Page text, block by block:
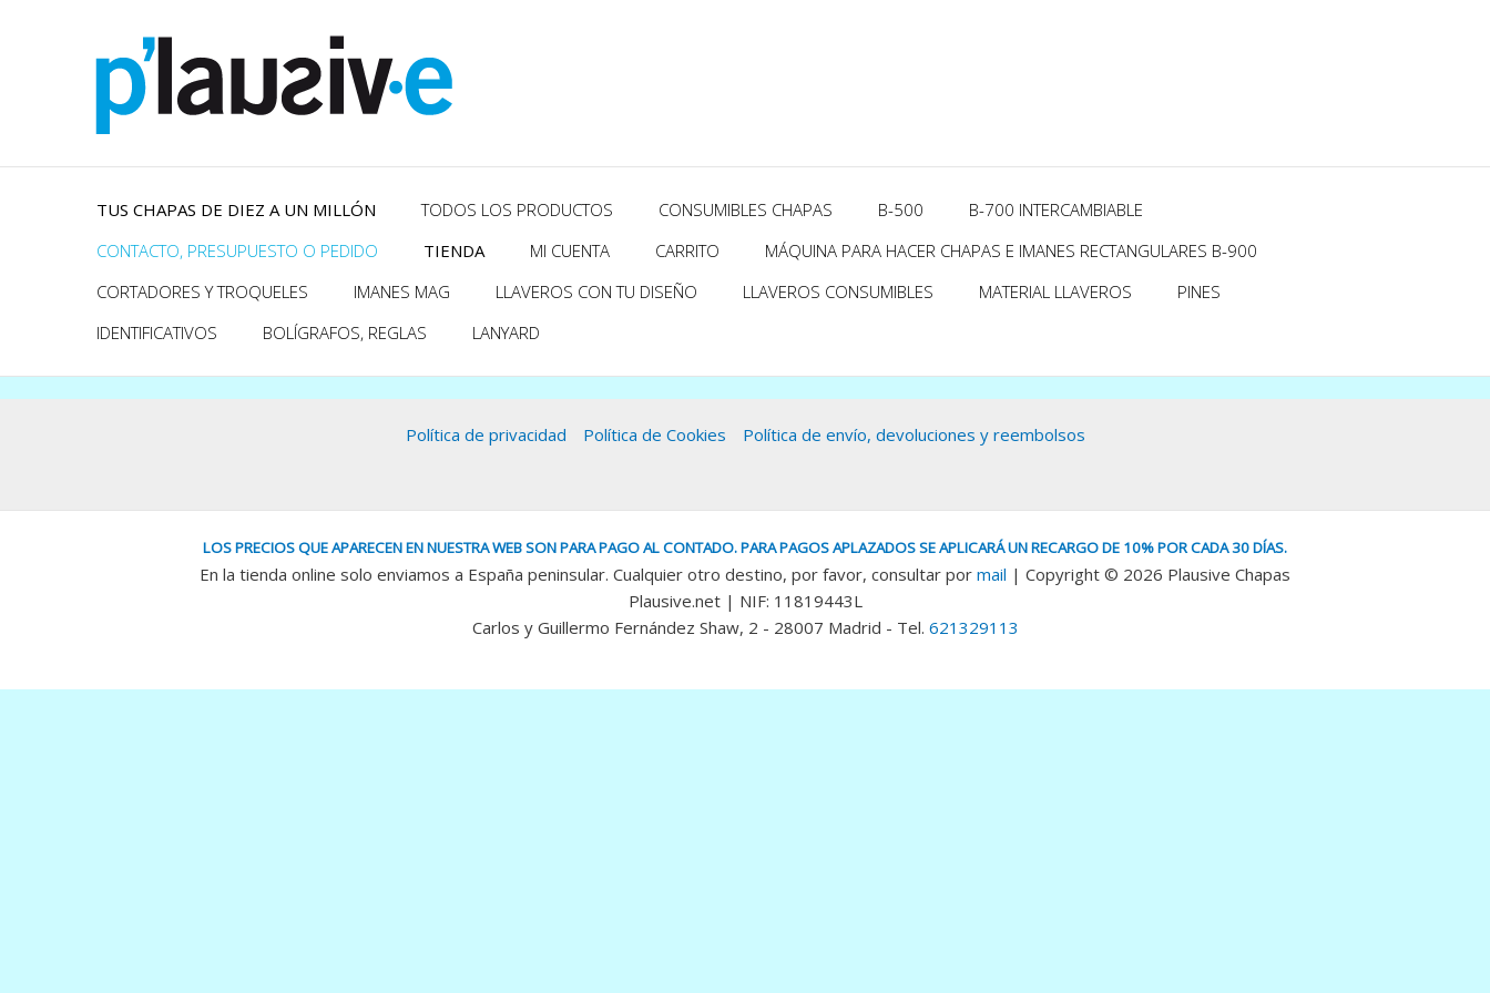
TUS CHAPAS DE DIEZ A UN MILLÓN TODOS LOS PRODUCTOS CONSUMIBLES CHAPAS B-500
B-700 INTERCAMBIABLE
CONTACTO, PRESUPUESTO O PEDIDO
TIENDA MI CUENTA CARRITO
MÁQUINA PARA HACER CHAPAS E IMANES RECTANGULARES B-900
CORTADORES Y TROQUELES
IMANES MAG LLAVEROS CON TU DISEÑO LLAVEROS CONSUMIBLES MATERIAL LLAVEROS
PINES
IDENTIFICATIVOS
BOLÍGRAFOS, REGLAS LANYARD
Política de privacidad Política de Cookies Política de envío, devoluciones y reembolsos
LOS PRECIOS QUE APARECEN EN NUESTRA WEB SON PARA PAGO AL CONTADO. PARA PAGOS APLAZADOS SE APLICARÁ UN RECARGO DE 10% POR CADA 30 DÍAS.
En la tienda online solo enviamos a España peninsular. Cualquier otro destino, por favor, consultar por mail | Copyright © 2026 Plausive Chapas
Plausive.net | NIF: 11819443L
Carlos y Guillermo Fernández Shaw, 2 - 28007 Madrid - Tel. 621329113